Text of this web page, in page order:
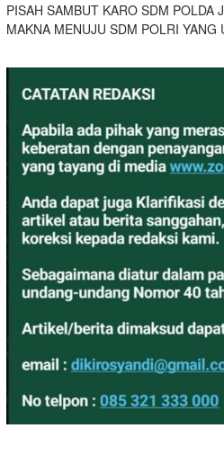
PISAH SAMBUT KARO SDM POLDA
MAKNA MENUJU SDM POLRI YANG